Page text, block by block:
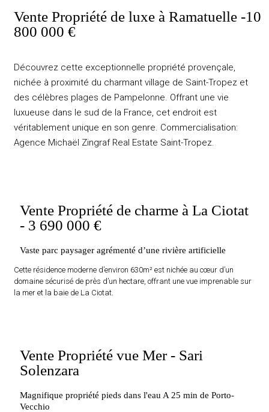
Vente Propriété de luxe à Ramatuelle -10
800 000 €
Découvrez cette exceptionnelle propriété provençale,
nichée à proximité du charmant village de Saint-Tropez et
des célèbres plages de Pampelonne. Offrant une vie
luxueuse dans le sud de la France, cet endroit est
véritablement unique en son genre. Commercialisation:
Agence Michaël Zingraf Real Estate Saint-Tropez.
Vente Propriété de charme à La Ciotat
- 3 690 000 €
Vaste parc paysager agrémenté d’une rivière artificielle
Cette résidence moderne d’environ 630m² est nichée au cœur d’un
domaine sécurisé de près d’un hectare, offrant une vue imprenable sur
la mer et la baie de La Ciotat.
Vente Propriété vue Mer - Sari
Solenzara
Magnifique propriété pieds dans l'eau A 25 min de Porto-
Vecchio